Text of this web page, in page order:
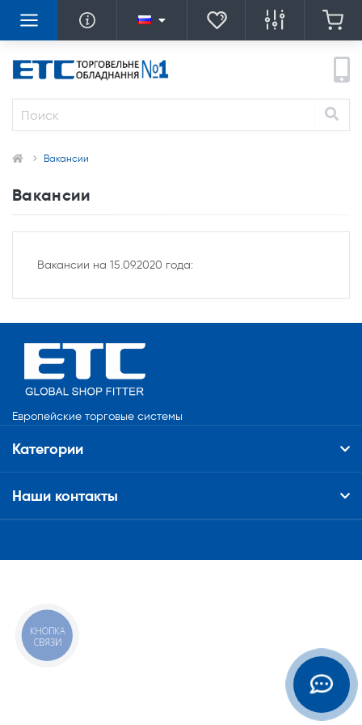
Вакансии
Вакансии
Вакансии на 15.09.2020 года:
Европейские торговые системы
Категории
Наши контакты
КНОПКА
СВЯЗИ